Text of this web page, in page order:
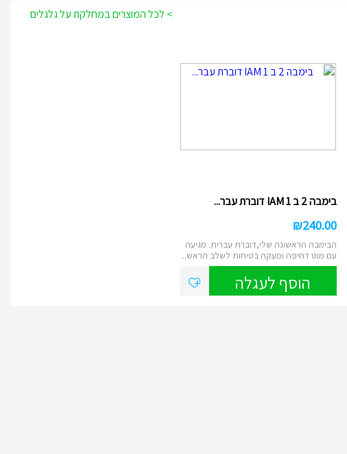
> לכל המוצרים במחלקת על גלגלים
בימבה 2 ב 1 IAM דוברת עבר...
240.00
₪
הבימבה הראשונה שלי,דוברת עברית. מגיעה
עם מוט דחיפה ומעקה בטיחות לשלב הראש...
הוסף לעגלה